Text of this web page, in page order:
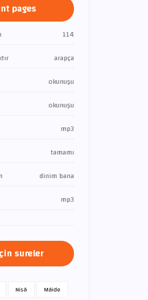
pages
114
arapça
okunuşu
okunuşu
mp3
tamamı
dinim bana
mp3
sureler
Nisâ
Mâide